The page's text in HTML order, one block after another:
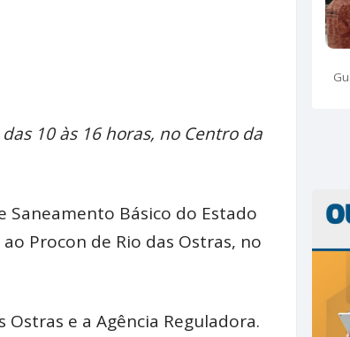
10 às 16 horas, no Centro da
Saneamento Básico do Estado
Procon de Rio das Ostras, no
e a Agência Reguladora.